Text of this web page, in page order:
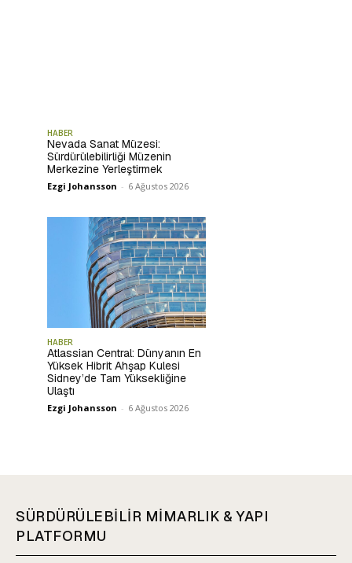
HABER
Nevada Sanat Müzesi:
Sürdürülebilirliği Müzenin
Merkezine Yerleştirmek
Ezgi Johansson - 6 Ağustos 2026
HABER
Atlassian Central: Dünyanın En
Yüksek Hibrit Ahşap Kulesi
Sidney’de Tam Yüksekliğine
Ulaştı
Ezgi Johansson - 6 Ağustos 2026
SÜRDÜRÜLEBİLİR MİMARLIK & YAPI
PLATFORMU